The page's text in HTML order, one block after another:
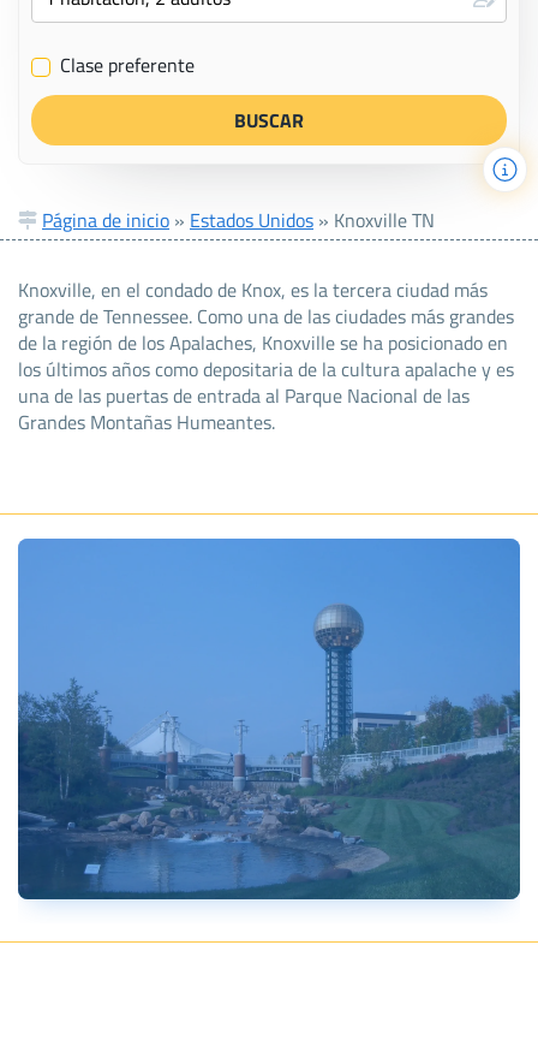
✔ Clase preferente
Página de inicio » Estados Unidos » Knoxville TN
Knoxville, en el condado de Knox, es la tercera ciudad más
grande de Tennessee. Como una de las ciudades más grandes
de la región de los Apalaches, Knoxville se ha posicionado en
los últimos años como depositaria de la cultura apalache y es
una de las puertas de entrada al Parque Nacional de las
Grandes Montañas Humeantes.